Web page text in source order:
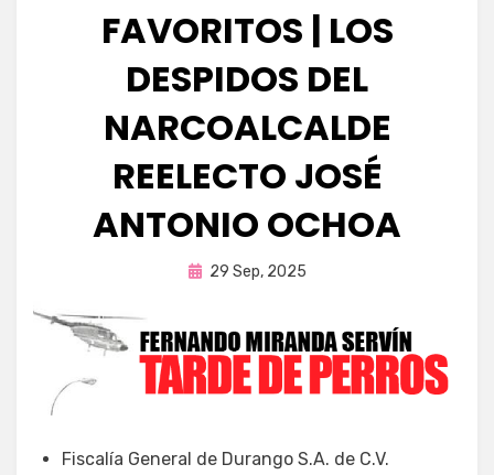
FAVORITOS | LOS
DESPIDOS DEL
NARCOALCALDE
REELECTO JOSÉ
ANTONIO OCHOA
porFernando Miranda Servín
Publicada
29 Sep, 2025
Fiscalía General de Durango S.A. de C.V.